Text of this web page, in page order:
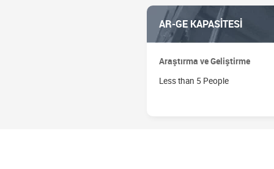
lambası
AR-GE KAPASİTESİ
Araştırma ve Geliştirme
Less than 5 People